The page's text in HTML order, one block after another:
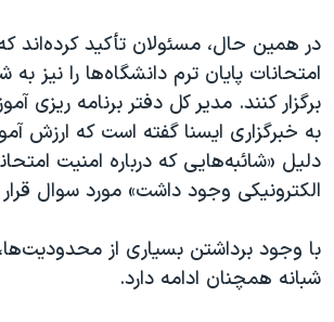
در همین حال، مسئولان تأکید کرده‌اند
امتحانات پایان ترم دانشگاه‌ها را نیز
برگزار کنند. مدیر کل دفتر برنامه ریزی
به خبرگزاری ایسنا گفته است که ارزش
دلیل «شائبه‌هایی که درباره امنیت
الکترونیکی وجود داشت» مورد سوال
با وجود برداشتن بسیاری از
شبانه همچنان ادامه دارد.